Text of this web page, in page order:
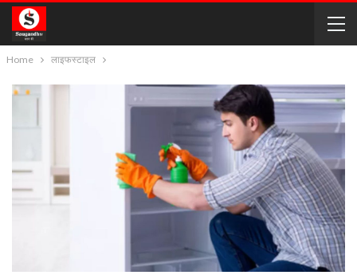
Home लाइफस्टाइल